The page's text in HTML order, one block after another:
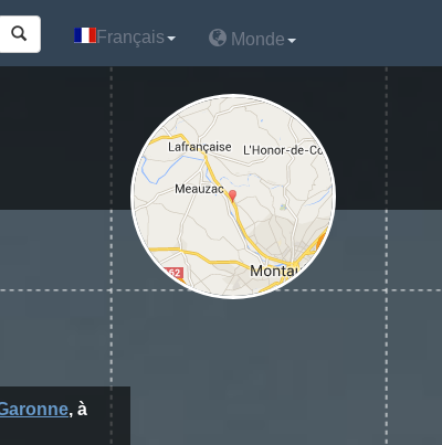
Français Monde
, à
Français Monde